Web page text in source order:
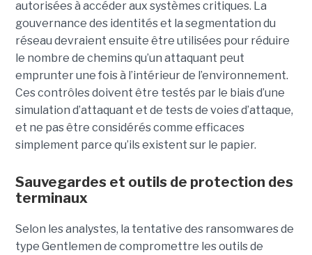
autorisées à accéder aux systèmes critiques. La
gouvernance des identités et la segmentation du
réseau devraient ensuite être utilisées pour réduire
le nombre de chemins qu’un attaquant peut
emprunter une fois à l’intérieur de l’environnement.
Ces contrôles doivent être testés par le biais d’une
simulation d’attaquant et de tests de voies d’attaque,
et ne pas être considérés comme efficaces
simplement parce qu’ils existent sur le papier.
Sauvegardes et outils de protection des
terminaux
Selon les analystes, la tentative des ransomwares de
type Gentlemen de compromettre les outils de